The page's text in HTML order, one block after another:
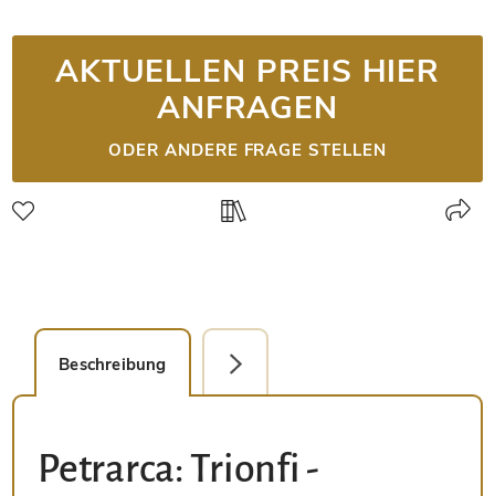
AKTUELLEN PREIS HIER
ANFRAGEN
ODER ANDERE FRAGE STELLEN
Beschreibung Detailbild
Petrarca: Trionfi -